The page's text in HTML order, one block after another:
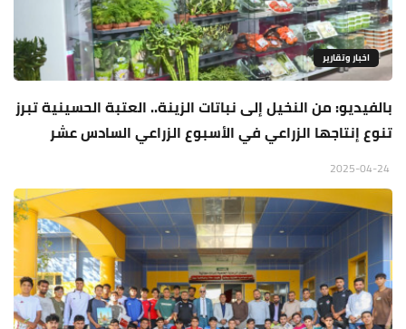
اخبار وتقارير
بالفيديو: من النخيل إلى نباتات الزينة.. العتبة الحسينية تبرز
تنوع إنتاجها الزراعي في الأسبوع الزراعي السادس عشر